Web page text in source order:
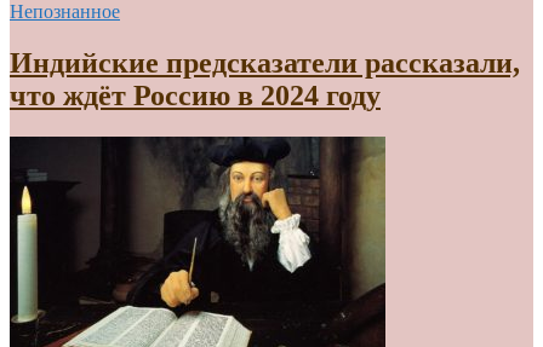
Непознанное
Индийские предсказатели рассказали,
что ждёт Россию в 2024 году